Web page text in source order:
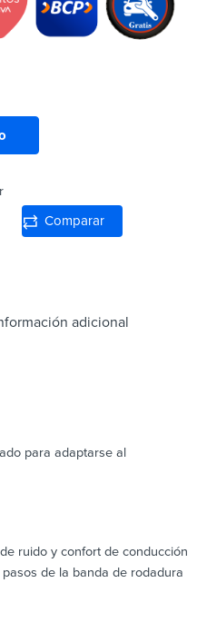
Comparar
adicional
para adaptarse al
ruido y confort de conducción
de la banda de rodadura